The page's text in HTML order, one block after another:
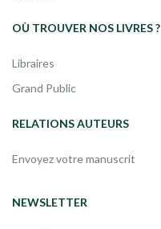
OÙ TROUVER NOS LIVRES ?
Libraires
Grand Public
RELATIONS AUTEURS
Envoyez votre manuscrit
NEWSLETTER